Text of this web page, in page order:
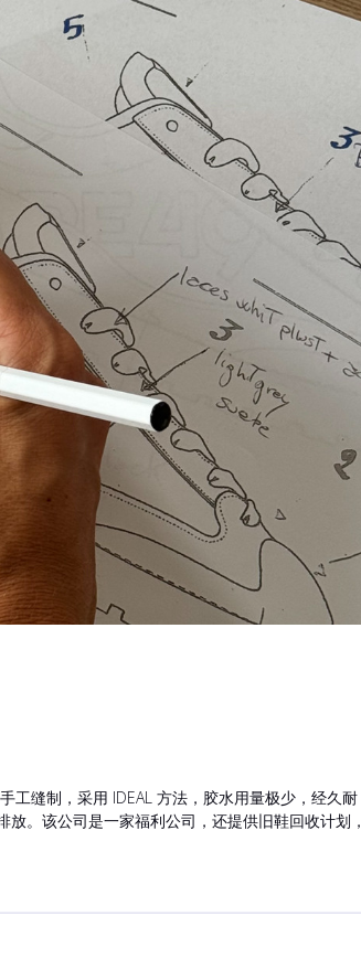
工缝制，采用 IDEAL 方法，胶水用量极少，经久耐
。该公司是一家福利公司，还提供旧鞋回收计划，